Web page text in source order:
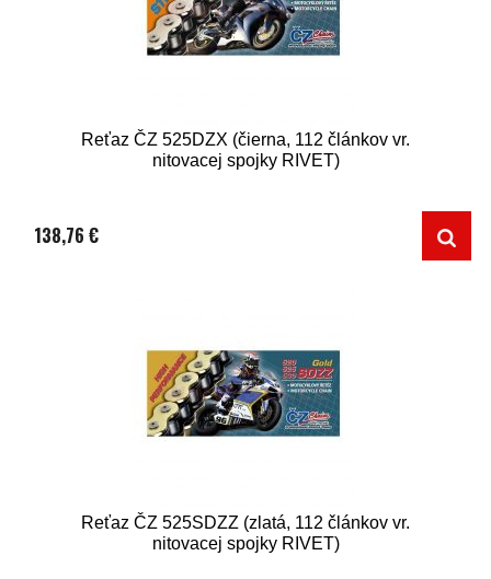
Reťaz ČZ 525DZX (čierna, 112 článkov vr.
nitovacej spojky RIVET)
138,76 €
Reťaz ČZ 525SDZZ (zlatá, 112 článkov vr.
nitovacej spojky RIVET)